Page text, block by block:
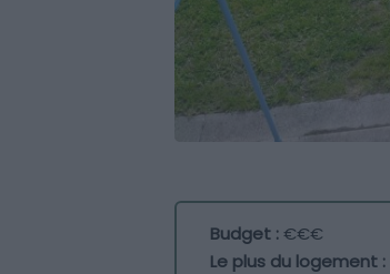
Budget :€€€
Le plus du logement :